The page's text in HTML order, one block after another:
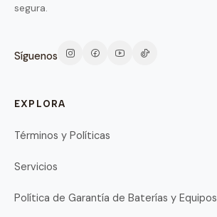
segura.
Síguenos
EXPLORA
Términos y Políticas
Servicios
Política de Garantía de Baterías y Equipos